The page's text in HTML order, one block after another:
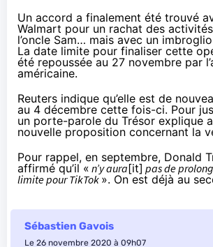
Un accord a finalement été trouvé
Walmart pour un rachat des
l’oncle Sam… mais avec un
La date limite pour finaliser cette
été repoussée au 27 novembre par
américaine.
Reuters indique qu’elle est de
au 4 décembre cette fois-ci. Pour
un porte-parole du Trésor explique
nouvelle proposition concernant la
Pour rappel, en septembre, Donald
affirméqu’il « n’y aura[it] pas de
limite pour TikTok». On est déjà au
Sébastien Gavois
Le 26 novembre 2020 à 09h07